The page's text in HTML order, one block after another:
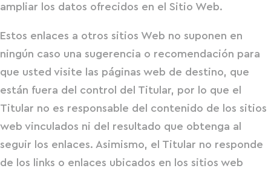
ampliar los datos ofrecidos en el Sitio Web.
Estos enlaces a otros sitios Web no suponen en
ningún caso una sugerencia o recomendación para
que usted visite las páginas web de destino, que
están fuera del control del Titular, por lo que el
Titular no es responsable del contenido de los sitios
web vinculados ni del resultado que obtenga al
seguir los enlaces. Asimismo, el Titular no responde
de los links o enlaces ubicados en los sitios web